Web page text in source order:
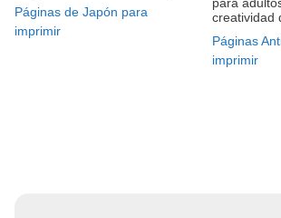
Páginas de Japón para
imprimir
para
creatividad
Páginas
imprimir